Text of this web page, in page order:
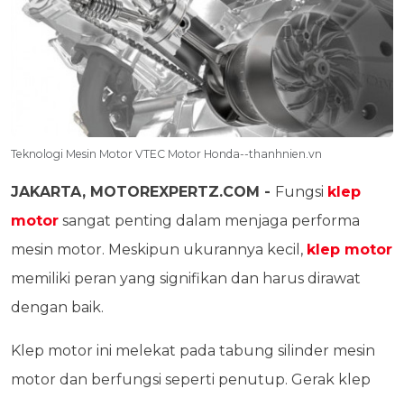
Teknologi Mesin Motor VTEC Motor Honda--thanhnien.vn
JAKARTA, MOTOREXPERTZ.COM - Fungsi klep
motor sangat penting dalam menjaga performa
mesin motor. Meskipun ukurannya kecil, klep motor
memiliki peran yang signifikan dan harus dirawat
dengan baik.
Klep motor ini melekat pada tabung silinder mesin
motor dan berfungsi seperti penutup. Gerak klep